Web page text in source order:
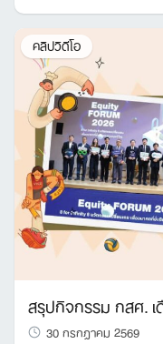
for:
คลิปวิดีโอ
สรุปกิจกรรม กสศ.
30 กรกฎาคม 2569